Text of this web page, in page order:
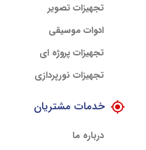
تجهیزات تصویر
ادوات موسیقی
تجهیزات پروژه ای
تجهیزات نورپردازی
خدمات مشتریان
درباره ما